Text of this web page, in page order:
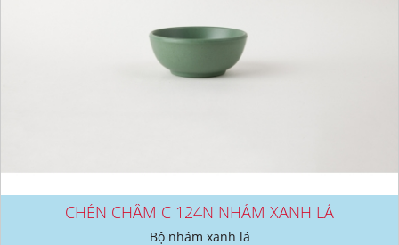
CHÉN CHẤM C 124N NHÁM XANH LÁ
Bộ nhám xanh lá